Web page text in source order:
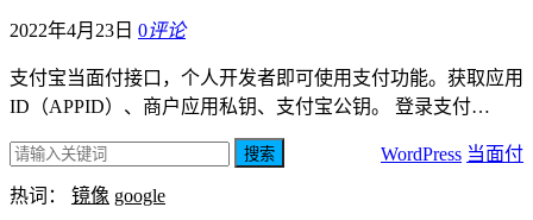
2022年4月23日 0评论
支付宝当面付接口，个人开发者即可使用支付功能。获取应用
ID（APPID）、商户应用私钥、支付宝公钥。 登录支付…
WordPress 当面付
搜索
热词： 镜像 google